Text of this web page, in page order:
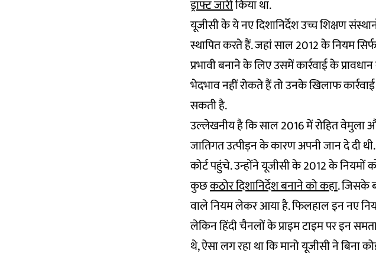
ड्राफ्ट जारीकिया था.
यूजीसी के ये नए दिशानिर्देश उच्च शिक्षण
स्थापित करते हैं. जहां साल 2012 के नियम
प्रभावी बनाने के लिए उसमें कार्रवाई के
भेदभाव नहीं रोकते हैं तो उनके खिलाफ
सकती है.
उल्लेखनीय है कि साल 2016 में रोहित
जातिगत उत्पीड़न के कारण अपनी जान दे दी
कोर्ट पहुंचे. उन्होंने यूजीसी के 2012 के नियमों
कुछकठोर दिशानिर्देश बनाने को कहा. जिसके
वाले नियम लेकर आया है. फिलहाल इन नए
लेकिन हिंदी चैनलों के प्राइम टाइम पर इन
थे, ऐसा लग रहा था कि मानो यूजीसी ने बिना